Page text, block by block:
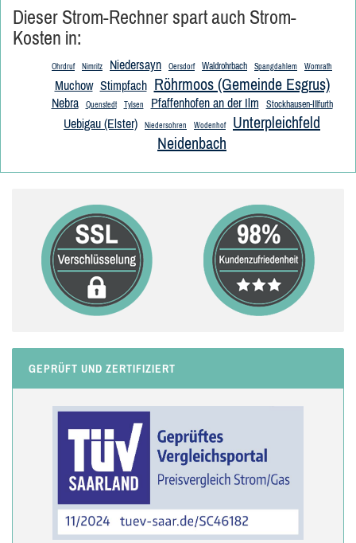
Dieser Strom-Rechner spart auch Strom-
Kosten in:
Ohrdruf Nimritz Niedersayn Oersdorf Waldrohrbach Spangdahlem Womrath
Muchow Stimpfach Röhrmoos (Gemeinde Esgrus)
Nebra Quenstedt Tylsen Pfaffenhofen an der Ilm Stockhausen-Illfurth
Uebigau (Elster) Niedersohren Wodenhof
Unterpleichfeld
Neidenbach
GEPRÜFT UND ZERTIFIZIERT